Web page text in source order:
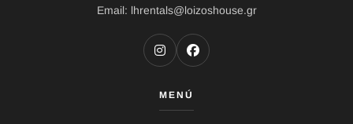
Email: lhrentals@loizoshouse.gr
MENÚ